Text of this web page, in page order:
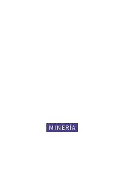
MINERÍA